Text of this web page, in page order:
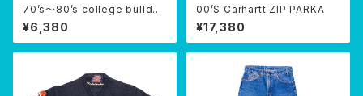
70’s〜80’s college bulldog
T-SHIRTS
¥6,380
00’S Carhartt ZIP PARKA
¥17,380